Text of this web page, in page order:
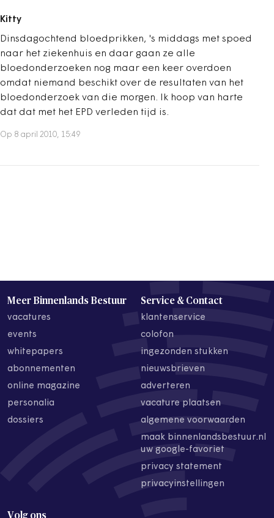
Kitty
Dinsdagochtend bloedprikken, 's middags met spoed
naar het ziekenhuis en daar gaan ze alle
bloedonderzoeken nog maar een keer overdoen
omdat niemand beschikt over de resultaten van het
bloedonderzoek van die morgen. Ik hoop van harte
dat dat met het EPD verleden tijd is.
Op 8 april 2010, 15:49
Meer Binnenlands Bestuur
vacatures
events
whitepapers
abonnementen
online magazine
personalia
dossiers
Service & Contact
klantenservice
colofon
ingezonden stukken
nieuwsbrieven
adverteren
vacature plaatsen
algemene voorwaarden
maak binnenlandsbestuur.nl
uw google-favoriet
privacy statement
privacyinstellingen
Volg ons